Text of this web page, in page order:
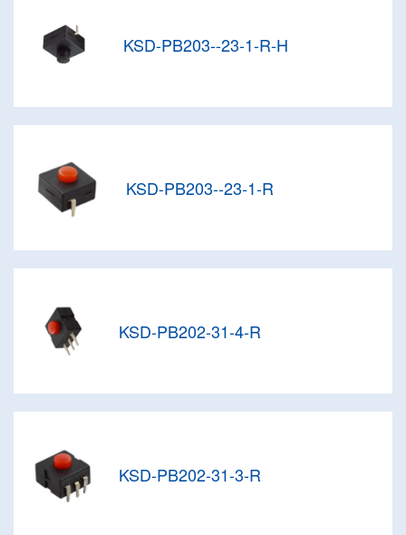
KSD-PB203--23-1-R-H
KSD-PB203--23-1-R
KSD-PB202-31-4-R
KSD-PB202-31-3-R